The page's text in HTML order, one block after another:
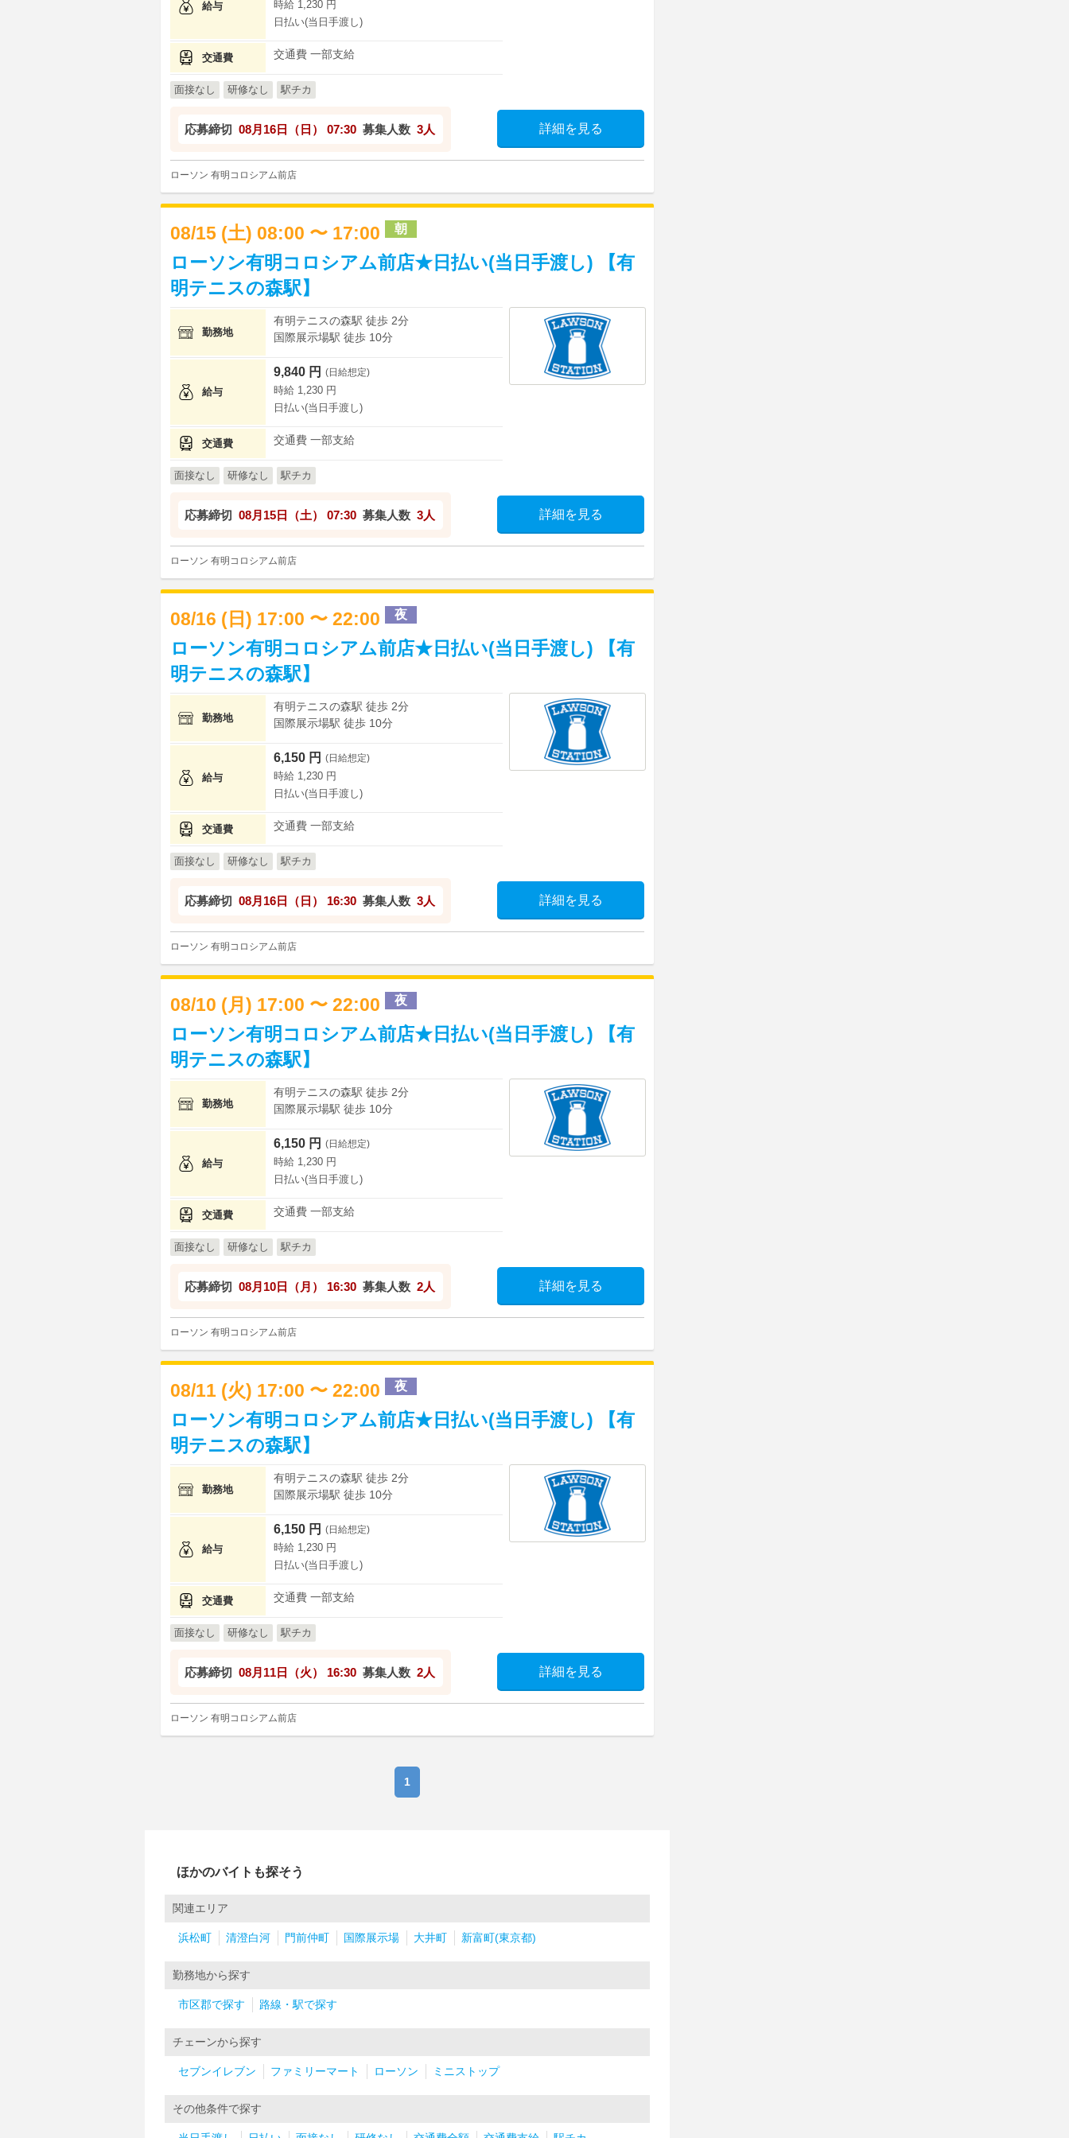
給与
時給 1,230 円
日払い(当日手渡し)
交通費 交通費 一部支給
面接なし 研修なし 駅チカ
応募締切 08月16日（日） 07:30 募集人数 3人 詳細を見る
ローソン 有明コロシアム前店
08/15 (土) 08:00 〜 17:00 朝
ローソン有明コロシアム前店★日払い(当日手渡し) 【有
明テニスの森駅】
勤務地
有明テニスの森駅 徒歩 2分
国際展示場駅 徒歩 10分
給与
9,840 円 (日給想定)
時給 1,230 円
日払い(当日手渡し)
交通費 交通費 一部支給
面接なし 研修なし 駅チカ
応募締切 08月15日（土） 07:30 募集人数 3人 詳細を見る
ローソン 有明コロシアム前店
08/16 (日) 17:00 〜 22:00 夜
ローソン有明コロシアム前店★日払い(当日手渡し) 【有
明テニスの森駅】
勤務地
有明テニスの森駅 徒歩 2分
国際展示場駅 徒歩 10分
給与
6,150 円 (日給想定)
時給 1,230 円
日払い(当日手渡し)
交通費 交通費 一部支給
面接なし 研修なし 駅チカ
応募締切 08月16日（日） 16:30 募集人数 3人 詳細を見る
ローソン 有明コロシアム前店
08/10 (月) 17:00 〜 22:00 夜
ローソン有明コロシアム前店★日払い(当日手渡し) 【有
明テニスの森駅】
勤務地
有明テニスの森駅 徒歩 2分
国際展示場駅 徒歩 10分
給与
6,150 円 (日給想定)
時給 1,230 円
日払い(当日手渡し)
交通費 交通費 一部支給
面接なし 研修なし 駅チカ
応募締切 08月10日（月） 16:30 募集人数 2人 詳細を見る
ローソン 有明コロシアム前店
08/11 (火) 17:00 〜 22:00 夜
ローソン有明コロシアム前店★日払い(当日手渡し) 【有
明テニスの森駅】
勤務地
有明テニスの森駅 徒歩 2分
国際展示場駅 徒歩 10分
給与
6,150 円 (日給想定)
時給 1,230 円
日払い(当日手渡し)
交通費 交通費 一部支給
面接なし 研修なし 駅チカ
応募締切 08月11日（火） 16:30 募集人数 2人 詳細を見る
ローソン 有明コロシアム前店
1
ほかのバイトも探そう
関連エリア
浜松町 清澄白河 門前仲町 国際展示場 大井町 新富町(東京都)
勤務地から探す
市区郡で探す 路線・駅で探す
チェーンから探す
セブンイレブン ファミリーマート ローソン ミニストップ
その他条件で探す